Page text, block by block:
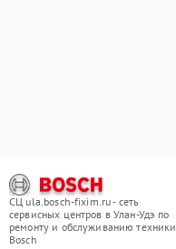
СЦ ula.bosch-fixim.ru - сеть
сервисных центров в Улан-Удэ по
ремонту и обслуживанию техники
Bosch